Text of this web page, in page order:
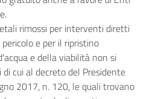
rimossi per interventi diretti
e per il ripristino
e della viabilità non si
cui al decreto del Presidente
2017, n. 120, le quali trovano